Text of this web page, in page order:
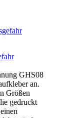
GHS08
an.
Größen
gedruckt